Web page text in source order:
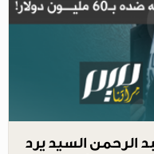
الرحمن السيد يرد